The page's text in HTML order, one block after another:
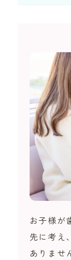
お子様が
先に考え
ありませ